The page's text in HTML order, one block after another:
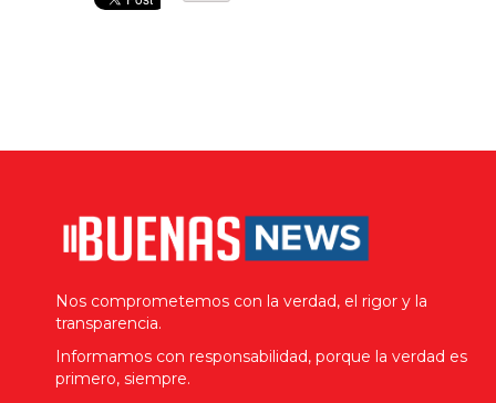
Nos comprometemos con la verdad, el rigor y la
transparencia.
Informamos con responsabilidad, porque la verdad es
primero, siempre.